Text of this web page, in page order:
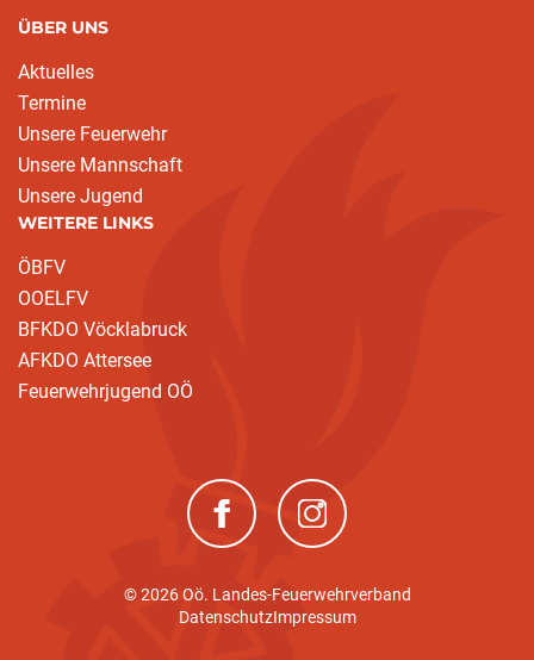
ÜBER UNS
Aktuelles
Termine
Unsere Feuerwehr
Unsere Mannschaft
Unsere Jugend
WEITERE LINKS
ÖBFV
OOELFV
BFKDO Vöcklabruck
AFKDO Attersee
Feuerwehrjugend OÖ
(neues Fenster)(neues Fenster)
© 2026 Oö. Landes-Feuerwehrverband
DatenschutzImpressum